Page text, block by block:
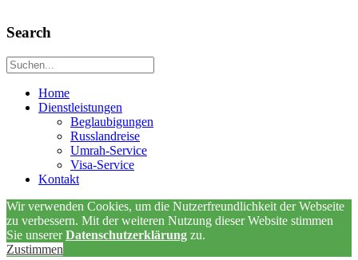
Search
Home
Dienstleistungen
Beglaubigungen
Russlandreise
Umrah-Service
Visa-Service
Kontakt
Wir verwenden Cookies, um die Nutzerfreundlichkeit der Webseite
zu verbessern. Mit der weiteren Nutzung dieser Website stimmen
Sie unsererDatenschutzerklärung zu.
Zustimmen